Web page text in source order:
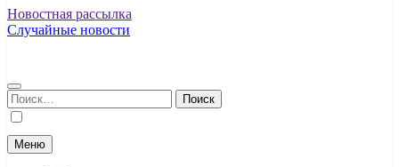
Новостная рассылка
Случайные новости
Найти:
Меню